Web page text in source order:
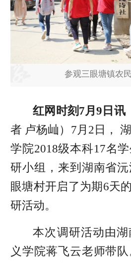
参观三眼塘镇农民
红网时刻7月9日讯
者 卢杨屾）7月2日，
学院2018级本科17名
研小组，来到湖南省
眼塘村开启了为期6天
研活动。
本次调研活动由
义学院蒋飞云老师带